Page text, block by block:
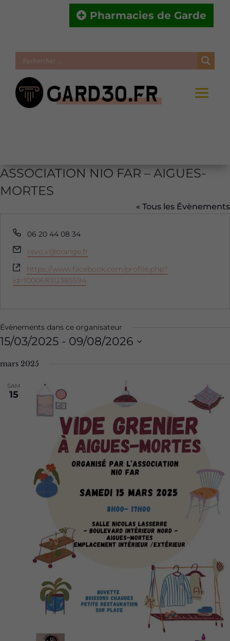
Pharmacies de Garde
ASSOCIATION NIO FAR – AIGUES-
MORTES
« Tous les Évènements
Téléphone
06 20 44 08 34
Email
revo.v@orange.fr
Site
web
https://www.facebook.com/profile.php?
id=100068312385594
Évènements dans ce organisateur
15/03/2025 - 09/08/2026
date.
mars 2025
SAM
15